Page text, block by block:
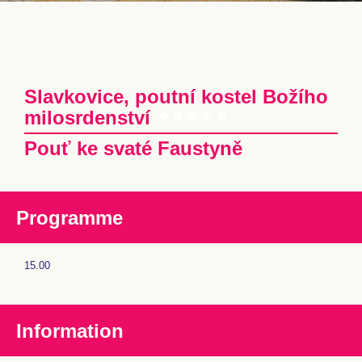
Slavkovice, poutní kostel Božího
milosrdenství
Pouť ke svaté Faustyně
Programme
15.00
Information